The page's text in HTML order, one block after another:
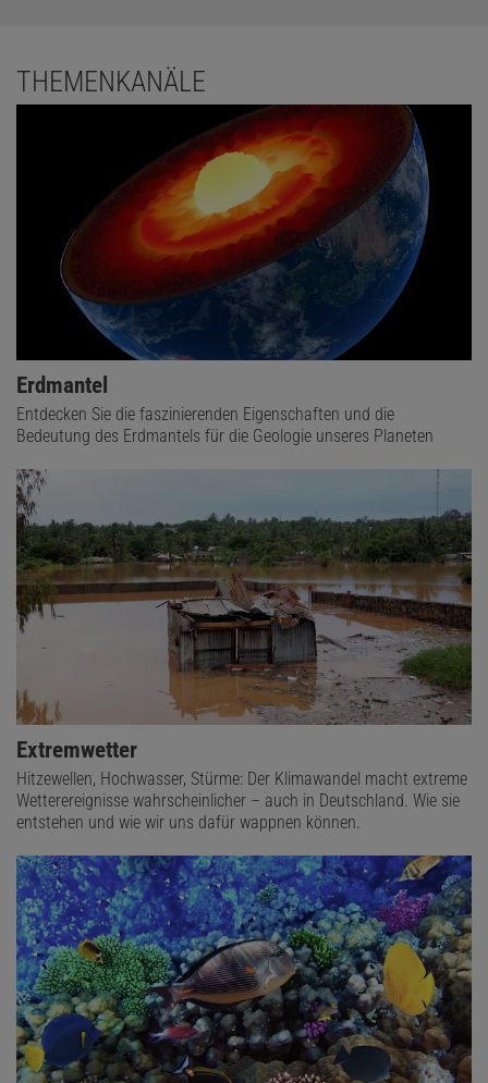
THEMENKANÄLE
Erdmantel
Entdecken Sie die faszinierenden Eigenschaften und die
Bedeutung des Erdmantels für die Geologie unseres Planeten
Extremwetter
Hitzewellen, Hochwasser, Stürme: Der Klimawandel macht extreme
Wetterereignisse wahrscheinlicher – auch in Deutschland. Wie sie
entstehen und wie wir uns dafür wappnen können.